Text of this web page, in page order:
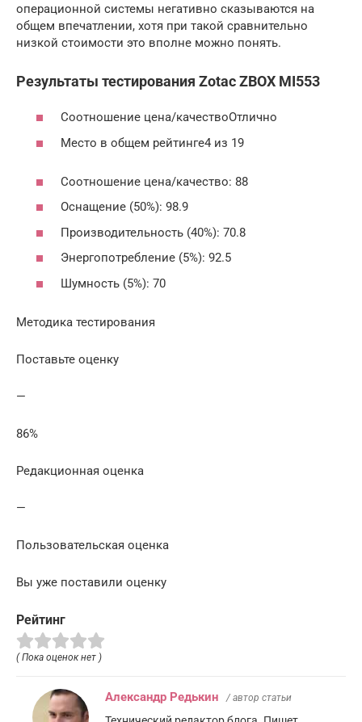
операционной системы негативно сказываются на
общем впечатлении, хотя при такой сравнительно
низкой стоимости это вполне можно понять.
Результаты тестирования Zotac ZBOX MI553
Соотношение цена/качествоОтлично
Место в общем рейтинге4 из 19
Соотношение цена/качество: 88
Оснащение (50%): 98.9
Производительность (40%): 70.8
Энергопотребление (5%): 92.5
Шумность (5%): 70
Методика тестирования
Поставьте оценку
—
86%
Редакционная оценка
—
Пользовательская оценка
Вы уже поставили оценку
Рейтинг
( Пока оценок нет )
Александр Редькин / автор статьи